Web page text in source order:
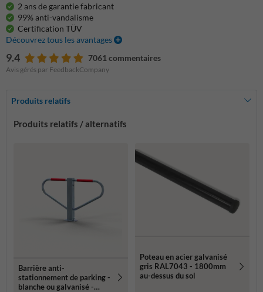
2 ans de garantie fabricant
99% anti-vandalisme
Certification TÜV
Découvrez tous les avantages
9.4 7061 commentaires
Avis gérés par FeedbackCompany
Produits relatifs
Produits relatifs / alternatifs
Barrière anti-
stationnement de parking -
blanche ou galvanisé -
Poteau en acier galvanisé
gris RAL7043 - 1800mm
au-dessus du sol